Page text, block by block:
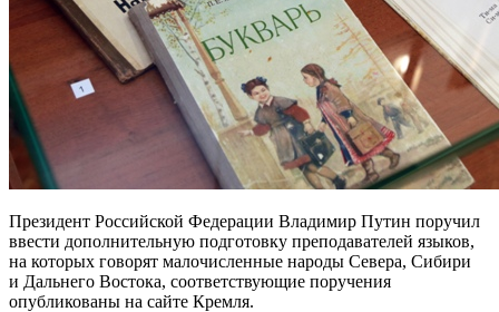
Президент Российской Федерации Владимир Путин поручил
ввести дополнительную подготовку преподавателей языков,
на которых говорят малочисленные народы Севера, Сибири
и Дальнего Востока, соответствующие поручения
опубликованы на сайте Кремля.